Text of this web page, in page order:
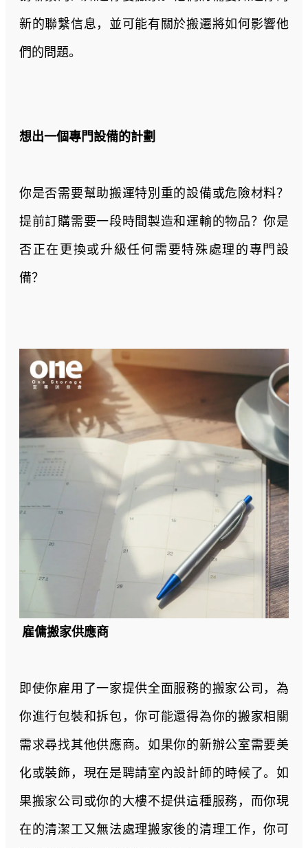
新的聯繫信息，並可能有關於搬遷將如何影響他
們的問題。
想出一個專門設備的計劃
你是否需要幫助搬運特別重的設備或危險材料？
提前訂購需要一段時間製造和運輸的物品？你是
否正在更換或升級任何需要特殊處理的專門設
備？
雇傭搬家供應商
即使你雇用了一家提供全面服務的搬家公司，為
你進行包裝和拆包，你可能還得為你的搬家相關
需求尋找其他供應商。如果你的新辦公室需要美
化或裝飾，現在是聘請室內設計師的時候了。如
果搬家公司或你的大樓不提供這種服務，而你現
在的清潔工又無法處理搬家後的清理工作，你可